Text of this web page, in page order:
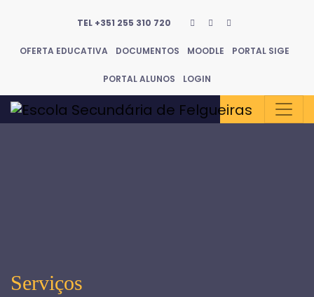
TEL +351 255 310 720
OFERTA EDUCATIVA DOCUMENTOS MOODLE PORTAL SIGE
PORTAL ALUNOS LOGIN
Serviços